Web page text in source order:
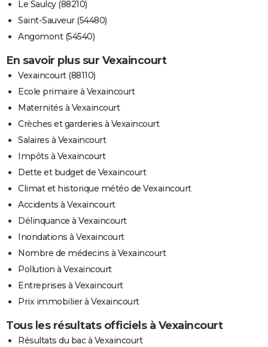
Le Saulcy (88210)
Saint-Sauveur (54480)
Angomont (54540)
En savoir plus sur Vexaincourt
Vexaincourt (88110)
Ecole primaire à Vexaincourt
Maternités à Vexaincourt
Crèches et garderies à Vexaincourt
Salaires à Vexaincourt
Impôts à Vexaincourt
Dette et budget de Vexaincourt
Climat et historique météo de Vexaincourt
Accidents à Vexaincourt
Délinquance à Vexaincourt
Inondations à Vexaincourt
Nombre de médecins à Vexaincourt
Pollution à Vexaincourt
Entreprises à Vexaincourt
Prix immobilier à Vexaincourt
Tous les résultats officiels à Vexaincourt
Résultats du bac à Vexaincourt